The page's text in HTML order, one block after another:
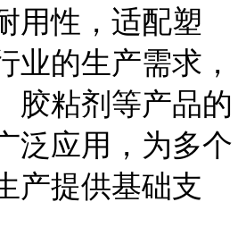
用性，适配塑
业的生产需求，
胶粘剂等产品的
泛应用，为多个
产提供基础支